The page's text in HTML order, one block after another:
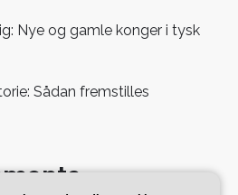
Nye og gamle konger i tysk
Sådan fremstilles